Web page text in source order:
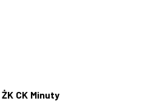
ŻK CK Minuty